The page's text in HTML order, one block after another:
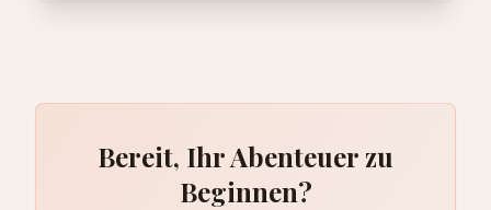
Bereit, Ihr Abenteuer zu
Beginnen?